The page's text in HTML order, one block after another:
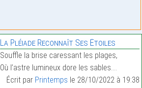
La Pléiade Reconnaît Ses Étoiles
Souffle la brise caressant les plages,
Où l’astre lumineux dore les sables.…
Écrit par Printemps le 28/10/2022 à 19:38